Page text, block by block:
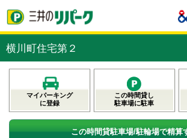
横川町住宅第２
マイパーキング
に登録
この時間貸し
駐車場に駐車
この時間貸駐車場/駐輪場で精算